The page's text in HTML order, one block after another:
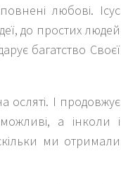
любові. Ісус
до простих людей
багатство Своєї
осляті. І продовжує
а інколи і
ми отримали